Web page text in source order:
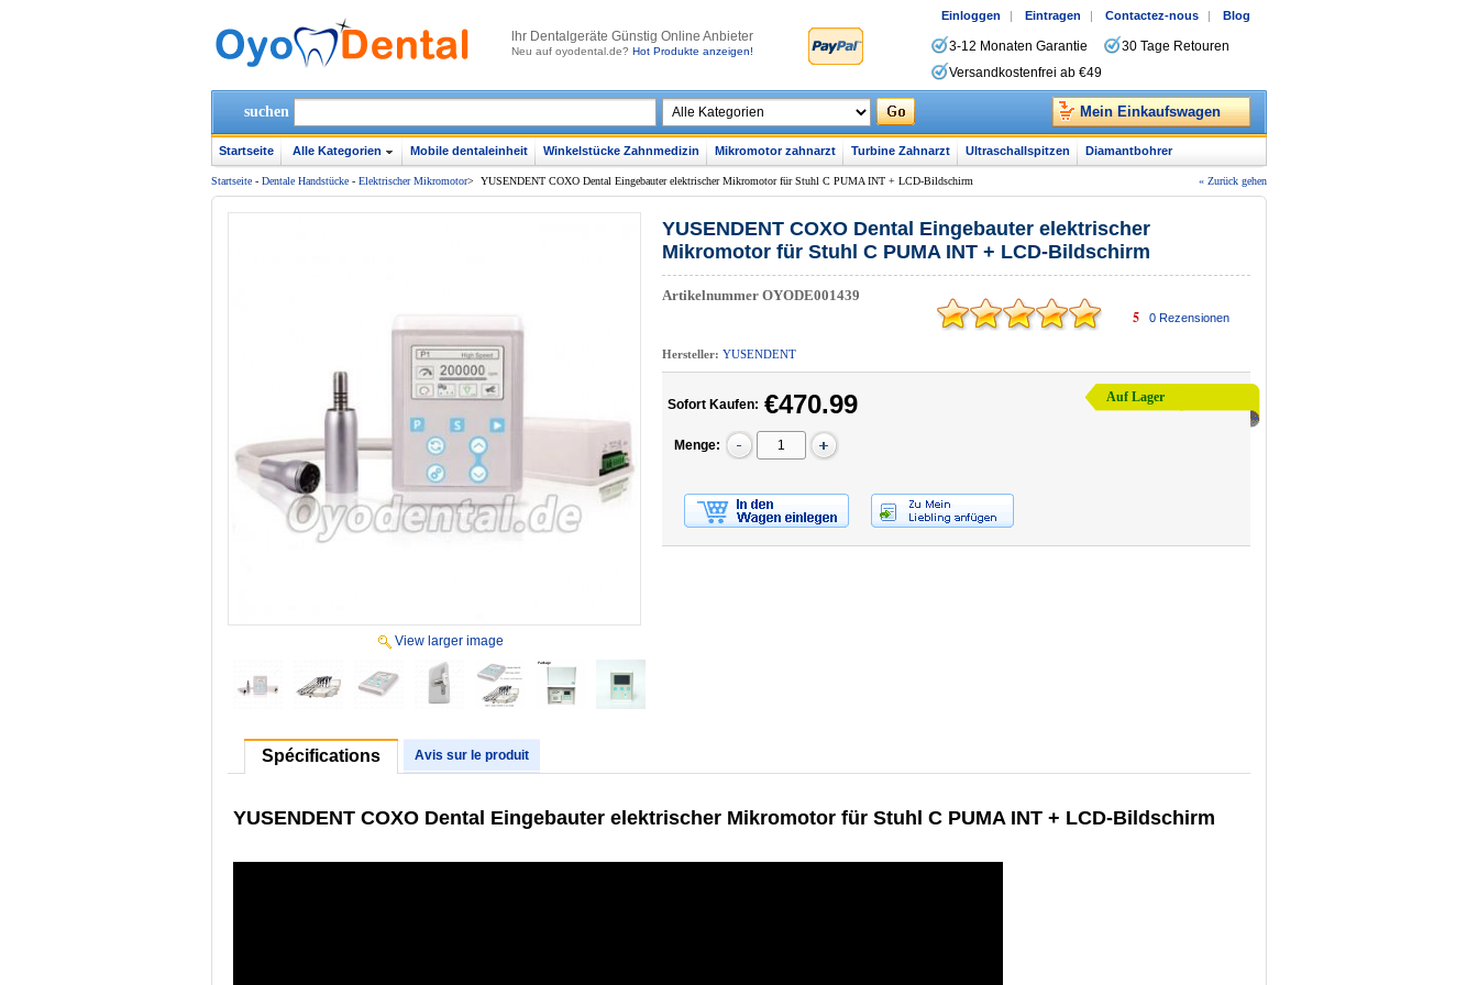
lhr Dentalgeräte Günstig Online Anbieter
Neu auf oyodental.de? Hot Produkte anzeigen!
Einloggen | Eintragen | Contactez-nous | Blog
3-12 Monaten Garantie
30 Tage Retouren
Versandkostenfrei ab €49
suchen Mein Einkaufswagen
Startseite Alle Kategorien Mobile dentaleinheit Winkelstücke Zahnmedizin Mikromotor zahnarzt Turbine Zahnarzt Ultraschallspitzen Diamantbohrer
Startseite - Dentale Handstücke - Elektrischer Mikromotor> YUSENDENT COXO Dental Eingebauter elektrischer Mikromotor für Stuhl C PUMA INT + LCD-Bildschirm « Zurück gehen
View larger image
YUSENDENT COXO Dental Eingebauter elektrischer
Mikromotor für Stuhl C PUMA INT + LCD-Bildschirm
Artikelnummer OYODE001439
5 0Rezensionen
Hersteller: YUSENDENT
Auf Lager
Sofort Kaufen: €470.99
Menge:
Spécifications Avis sur le produit
YUSENDENT COXO Dental Eingebauter elektrischer Mikromotor für Stuhl C PUMA INT + LCD-Bildschirm